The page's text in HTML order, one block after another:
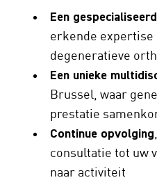
Een
erkende expertise
degeneratieve
Een unieke
Brussel, waar
prestatie
Continue opvolging
consultatie tot uw
naar activiteit